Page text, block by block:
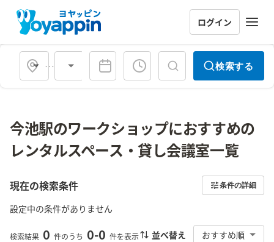
ログイン
会場タイプ 検索する
今池駅のワークショップにおすすめの
レンタルスペース・貸し会議室一覧
現在の検索条件 条件の詳細
設定中の条件がありません
検索結果 0 件のうち 0-0 件を表示 並べ替え おすすめ順